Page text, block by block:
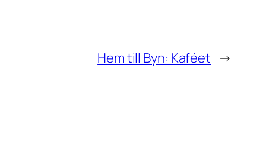
Hem till Byn: Kaféet →